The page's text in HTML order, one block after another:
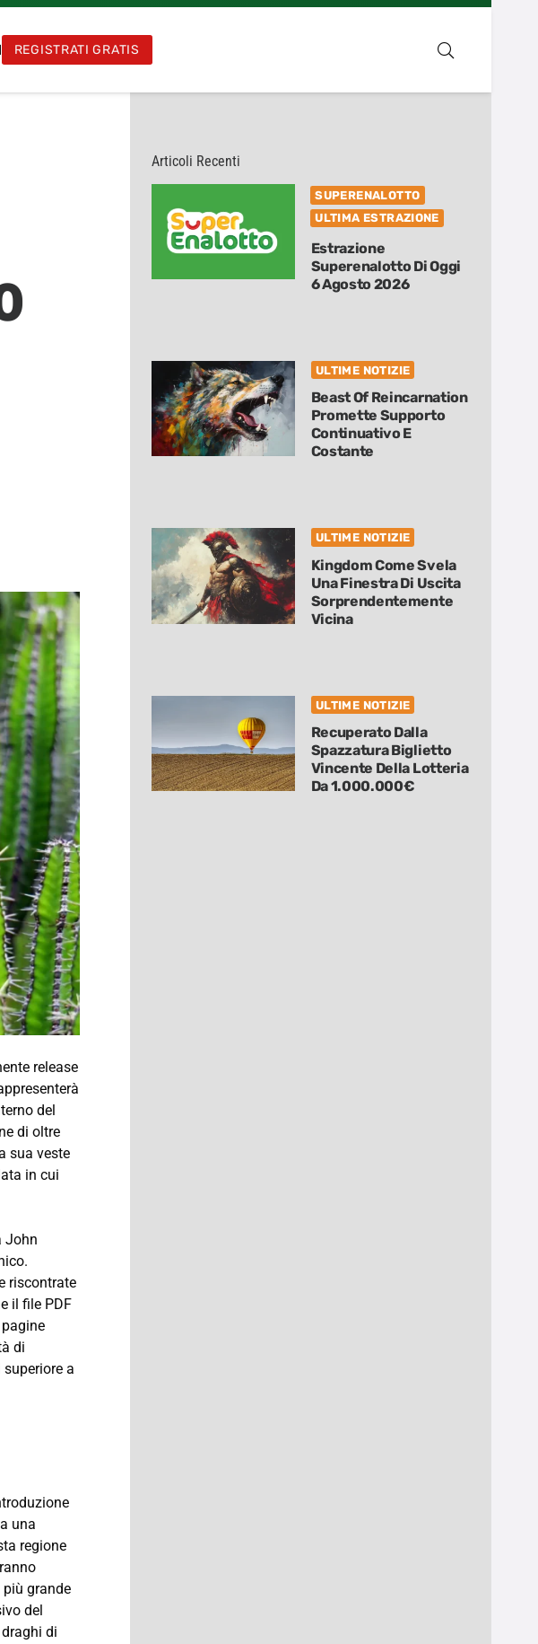
REGISTRATI GRATIS
release
del
di oltre
sua veste
in cui
John
riscontrate
il file PDF
di
a
una
regione
più grande
del
di
Articoli Recenti
SUPERENALOTTO
ULTIMA ESTRAZIONE
Estrazione
Superenalotto Di Oggi
6 Agosto 2026
ULTIME NOTIZIE
Beast Of Reincarnation
Promette Supporto
Continuativo E
Costante
ULTIME NOTIZIE
Kingdom Come Svela
Una Finestra Di Uscita
Sorprendentemente
Vicina
ULTIME NOTIZIE
Recuperato Dalla
Spazzatura Biglietto
Vincente Della Lotteria
Da 1.000.000€